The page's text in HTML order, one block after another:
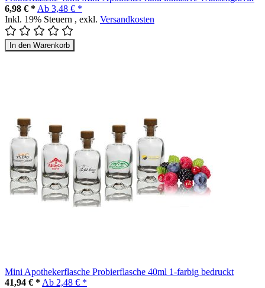
6,98 € * Ab 3,48 € *
Inkl. 19% Steuern , exkl. Versandkosten
In den Warenkorb
Mini Apothekerflasche Probierflasche 40ml 1-farbig bedruckt
41,94 € * Ab 2,48 € *